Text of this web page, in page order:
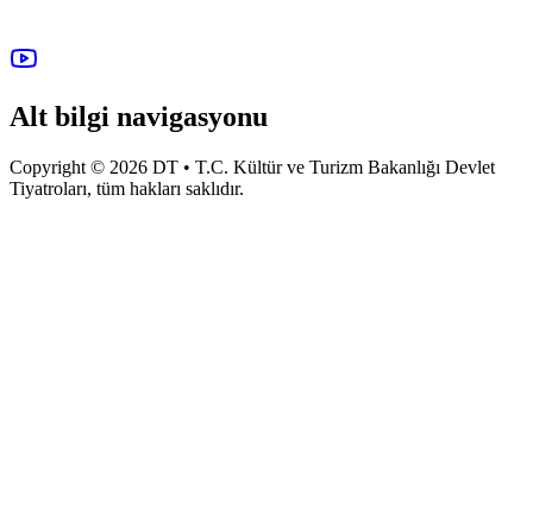
Alt bilgi navigasyonu
Copyright © 2026 DT • T.C. Kültür ve Turizm Bakanlığı Devlet
Tiyatroları, tüm hakları saklıdır.